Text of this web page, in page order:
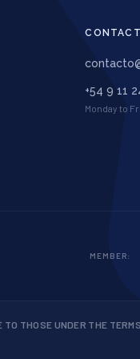
CONTACT
+54 9 11
Monday to
MEMBER:
THOSE UNDER THE